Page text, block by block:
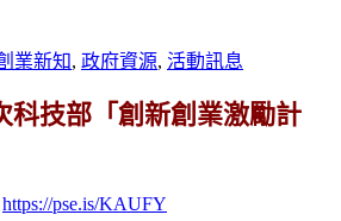
業新知, 政府資源, 活動訊息
科技部「創新創業激勵計
https://pse.is/KAUFY